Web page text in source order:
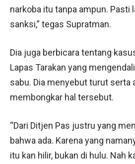
narkoba itu tanpa ampun. Pasti
sanksi,” tegas Supratman.
Dia juga berbicara tentang
Lapas Tarakan yang
sabu. Dia menyebut turut serta
membongkar hal tersebut.
“Dari Ditjen Pas justru yang
bahwa ada. Karena yang
itu kan hilir, bukan di hulu. Nah